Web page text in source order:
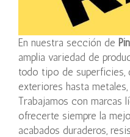
En nuestra sección de
amplia variedad de
todo tipo de superficies,
exteriores hasta
Trabajamos con marcas
ofrecerte siempre la
acabados duraderos,